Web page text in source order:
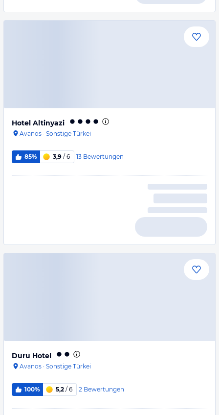
Hotel Altinyazi
Avanos · Sonstige Türkei
85% 3,9 / 6 13 Bewertungen
Duru Hotel
Avanos · Sonstige Türkei
100% 5,2 / 6 2 Bewertungen